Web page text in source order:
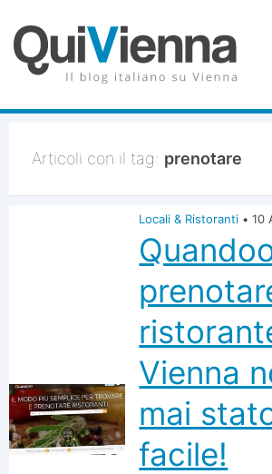
Articoli con il tag: prenotare
Locali & Ristoranti • 10
Vienna
mai
facile!